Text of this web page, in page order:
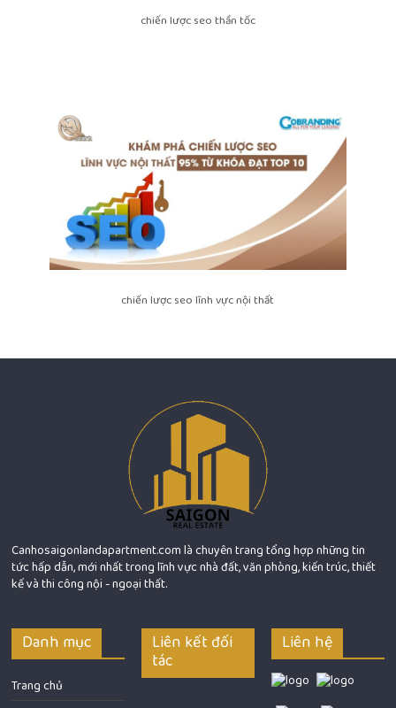
chiến lược seo thần tốc
chiến lược seo lĩnh vực nội thất
Canhosaigonlandapartment.com là chuyên trang tổng hợp những tin
tức hấp dẫn, mới nhất trong lĩnh vực nhà đất, văn phòng, kiến trúc, thiết
kế và thi công nội - ngoại thất.
Danh mục
Trang chủ
Liên kết đối
tác
Liên hệ